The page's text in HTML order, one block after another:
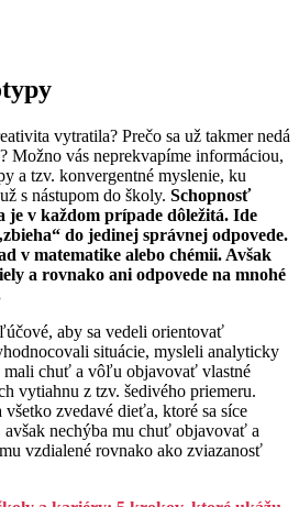
vytratila? Prečo sa už takmer nedá
Možno vás neprekvapíme informáciou,
a tzv. konvergentné myslenie, ku
s nástupom do školy. Schopnosť
je v každom prípade dôležitá. Ide
do jedinej správnej odpovede.
v matematike alebo chémii. Avšak
a rovnako ani odpovede na mnohé
aby sa vedeli orientovať
situácie, mysleli analyticky
mali chuť a vôľu objavovať vlastné
vytiahnu z tzv. šedivého priemeru.
zvedavé dieťa, ktoré sa síce
nechýba mu chuť objavovať a
vzdialené rovnako ako zviazanosť